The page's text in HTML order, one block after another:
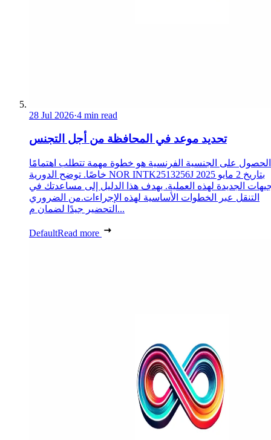
28 Jul 2026·4 min read
تحديد موعد في المحافظة من أجل التجنس
الحصول على الجنسية الفرنسية هو خطوة مهمة تتطلب اهتمامًا
خاصًا. توضح الدورية NOR INTK2513256J بتاريخ 2 مايو 2025
الجديدة لهذه العملية. يهدف هذا الدليل إلى مساعدتك في
التنقل عبر الخطوات الأساسية لهذه الإجراءات.من الضروري
التحضير جيدًا لضمان م...
DefaultRead more